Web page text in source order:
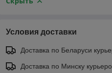
Условия доставки
Доставка по Беларуси
Доставка по Минску